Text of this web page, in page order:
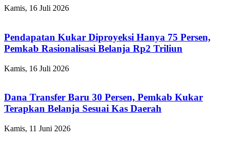
Kamis, 16 Juli 2026
Pendapatan Kukar Diproyeksi Hanya 75 Persen,
Pemkab Rasionalisasi Belanja Rp2 Triliun
Kamis, 16 Juli 2026
Dana Transfer Baru 30 Persen, Pemkab Kukar
Terapkan Belanja Sesuai Kas Daerah
Kamis, 11 Juni 2026